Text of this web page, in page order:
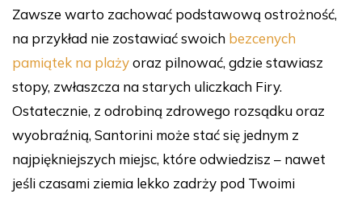
Zawsze warto zachować podstawową ostrożność,
na przykład nie zostawiać swoich bezcenych
pamiątek na plażyoraz pilnować, gdzie stawiasz
stopy, zwłaszcza na starych uliczkach Firy.
Ostatecznie, z odrobiną zdrowego rozsądku oraz
wyobraźnią, Santorini może stać się jednym z
najpiękniejszych miejsc, które odwiedzisz – nawet
jeśli czasami ziemia lekko zadrży pod Twoimi